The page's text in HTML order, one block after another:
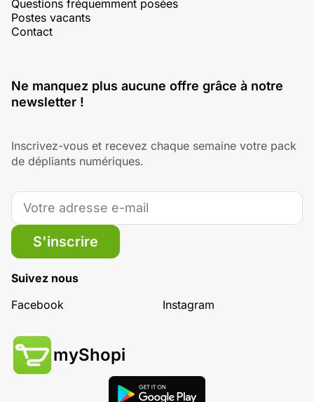
Questions fréquemment posées
Postes vacants
Contact
Ne manquez plus aucune offre grâce à notre
newsletter !
Inscrivez-vous et recevez chaque semaine votre pack
de dépliants numériques.
S'inscrire
Suivez nous
Facebook
Instagram
myShopi